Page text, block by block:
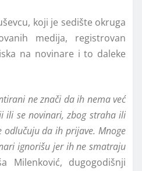
koji je sedište okruga
medija, registrovan
na novinare i to daleke
ne znači da ih nema već
ili se novinari, zbog straha ili
odlučuju da ih prijave. Mnoge
ignorišu jer ih ne smatraju
Milenković, dugogodišnji